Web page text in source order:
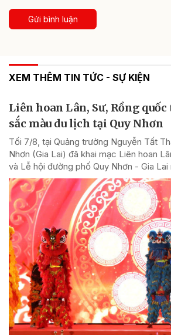
Gửi bình luận
XEM THÊM TIN TỨC - SỰ KIỆN
Liên hoan Lân, Sư, Rồng
sắc màu du lịch tại Quy Nhơn
Tối 7/8, tại Quảng trường Nguyễn Tất
Nhơn (Gia Lai) đã khai mạc Liên hoan
và Lễ hội đường phố Quy Nhơn - Gia Lai